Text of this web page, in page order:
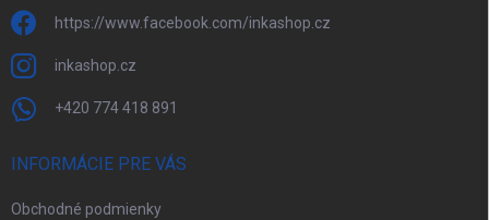
https://www.facebook.com/inkashop.cz
inkashop.cz
+420 774 418 891
INFORMÁCIE PRE VÁS
Obchodné podmienky